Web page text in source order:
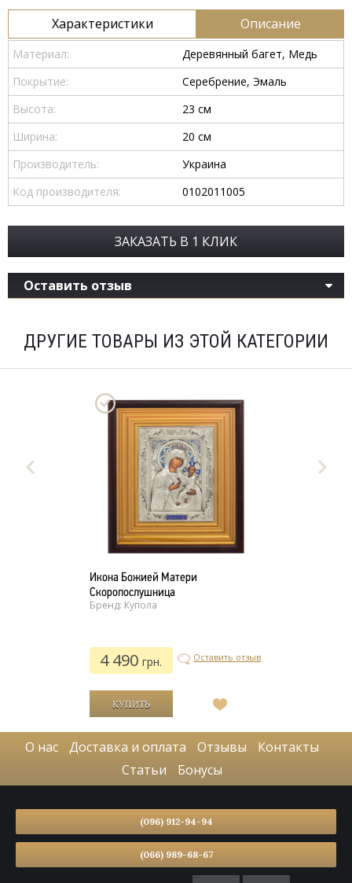
Характеристики Описание
Материал:
Деревянный багет, Медь
Покрытие:
Серебрение, Эмаль
Высота:
23 см
Ширина:
20 см
Производитель:
Украина
Код производителя:
0102011005
ЗАКАЗАТЬ В 1 КЛИК
Оставить отзыв
ДРУГИЕ ТОВАРЫ ИЗ ЭТОЙ КАТЕГОРИИ
Икона Божией Матери
Скоропослушница
Бренд: Купола
4 490грн. Оставить отзыв
О нас Доставка и оплата Отзывы
Контакты
Статьи
Бонусы
(096) 912-94-94
(066) 989-68-67